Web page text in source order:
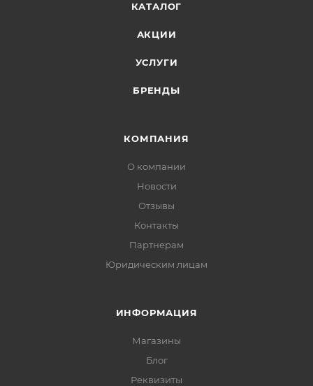
КАТАЛОГ
АКЦИИ
УСЛУГИ
БРЕНДЫ
КОМПАНИЯ
О компании
Новости
Отзывы
Контакты
Партнерам
Юридическим лицам
ИНФОРМАЦИЯ
Магазины
Блог
Реквизиты